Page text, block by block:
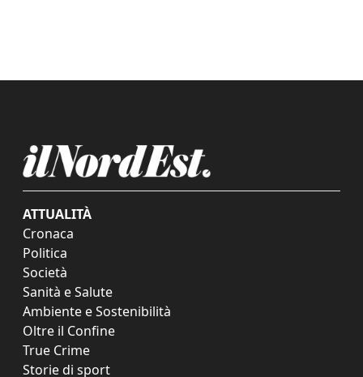
ATTUALITÀ
Cronaca
Politica
Società
Sanità e Salute
Ambiente e Sostenibilità
Oltre il Confine
True Crime
Storie di sport